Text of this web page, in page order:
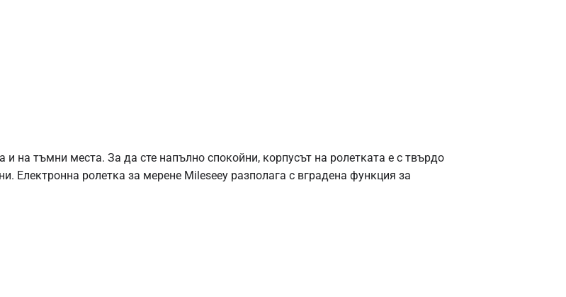
и на тъмни места. За да сте напълно спокойни, корпусът на ролетката е с твърдо
Електронна ролетка за мерене Mileseey разполага с вградена функция за